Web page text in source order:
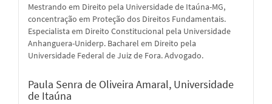
Mestrando em Direito pela Universidade de Itaúna-MG,
concentração em Proteção dos Direitos Fundamentais.
Especialista em Direito Constitucional pela Universidade
Anhanguera-Uniderp. Bacharel em Direito pela
Universidade Federal de Juiz de Fora. Advogado.
Paula Senra de Oliveira Amaral, Universidade
de Itaúna